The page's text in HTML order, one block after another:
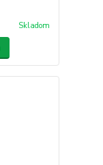
Skladom